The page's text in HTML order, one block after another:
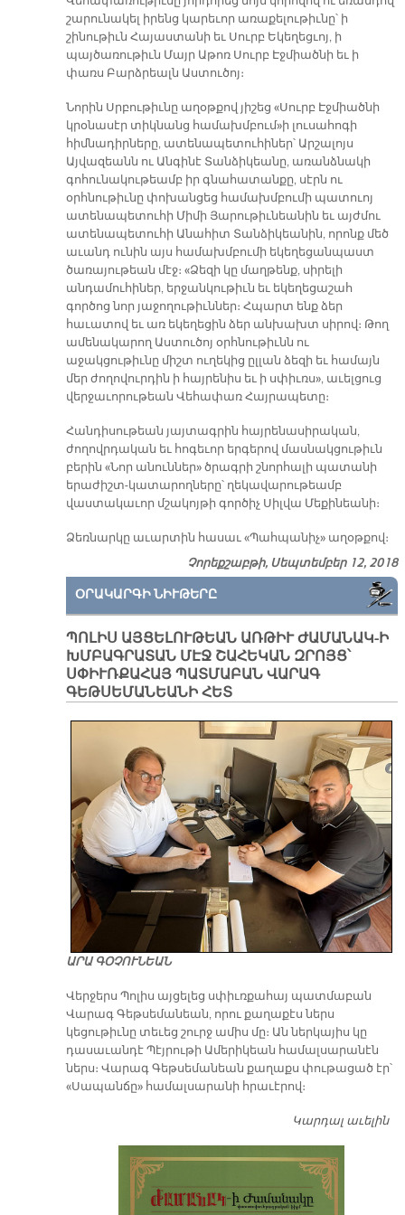
շարունակել իրենց կարեւոր առաքելութիւնը՝ ի
շինութիւն Հայաստանի եւ Սուրբ Եկեղեցւոյ, ի
պայծառութիւն Մայր Աթոռ Սուրբ Էջմիածնի եւ ի
փառս Բարձրեալն Աստուծոյ։
Նորին Սրբութիւնը աղօթքով յիշեց «Սուրբ Էջմիածնի
կրօնասէր տիկնանց համախմբում»ի լուսահոգի
հիմնադիրները, ատենապետուհիներ՝ Արշալոյս
Այվազեանն ու Անգինէ Տանձիկեանը, առանձնակի
գոհունակութեամբ իր գնահատանքը, սէրն ու
օրհնութիւնը փոխանցեց համախմբումի պատուոյ
ատենապետուհի Միմի Յարութիւնեանին եւ այժմու
ատենապետուհի Անահիտ Տանձիկեանին, որոնք մեծ
աւանդ ունին այս համախմբումի եկեղեցանպաստ
ծառայութեան մէջ։ «Ձեզի կը մաղթենք, սիրելի
անդամուհիներ, երջանկութիւն եւ եկեղեցաշահ
գործոց նոր յաջողութիւններ։ Հպարտ ենք ձեր
հաւատով եւ առ եկեղեցին ձեր անխախտ սիրով։ Թող
ամենակարող Աստուծոյ օրհնութիւնն ու
աջակցութիւնը միշտ ուղեկից ըլլան ձեզի եւ համայն
մեր ժողովուրդին ի հայրենիս եւ ի սփիւռս», աւելցուց
վերջաւորութեան Վեհափառ Հայրապետը։
Հանդիսութեան յայտագրին հայրենասիրական,
ժողովրդական եւ հոգեւոր երգերով մասնակցութիւն
բերին «Նոր անուններ» ծրագրի շնորհալի պատանի
երաժիշտ-կատարողները՝ ղեկավարութեամբ
վաստակաւոր մշակոյթի գործիչ Սիլվա Մեքինեանի։
Ձեռնարկը աւարտին հասաւ «Պահպանիչ» աղօթքով։
Չորեքշաբթի, Սեպտեմբեր 12, 2018
ՕՐԱԿԱՐԳԻ ՆԻՒԹԵՐԸ
ՊՈԼԻՍ ԱՅՑԵԼՈՒԹԵԱՆ ԱՌԹԻՒ ԺԱՄԱՆԱԿ-Ի
ԽՄԲԱԳՐԱՏԱՆ ՄԷՋ ՇԱՀԵԿԱՆ ԶՐՈՅՑ՝
ՍՓԻՒՌՔԱՀԱՅ ՊԱՏՄԱԲԱՆ ՎԱՐԱԳ
ԳԵԹՍԵՄԱՆԵԱՆԻ ՀԵՏ
ԱՐԱ ԳՕՉՈՒՆԵԱՆ
Վերջերս Պոլիս այցելեց սփիւռքահայ պատմաբան
Վարագ Գեթսեմանեան, որու քաղաքէս ներս
կեցութիւնը տեւեց շուրջ ամիս մը։ Ան ներկայիս կը
դասաւանդէ Պէյրութի Ամերիկեան համալսարանէն
ներս։ Վարագ Գեթսեմանեան քաղաքս փութացած էր՝
«Սապանճը» համալսարանի հրաւէրով։
Կարդալ աւելին